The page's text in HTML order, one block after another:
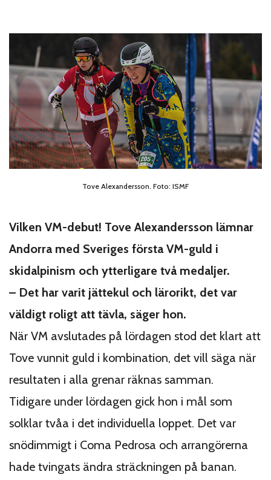
Tove Alexandersson. Foto: ISMF
Vilken VM-debut! Tove Alexandersson lämnar
Andorra med Sveriges första VM-guld i
skidalpinism och ytterligare två medaljer.
– Det har varit jättekul och lärorikt, det var
väldigt roligt att tävla, säger hon.
När VM avslutades på lördagen stod det klart att
Tove vunnit guld i kombination, det vill säga när
resultaten i alla grenar räknas samman.
Tidigare under lördagen gick hon i mål som
solklar tvåa i det individuella loppet. Det var
snödimmigt i Coma Pedrosa och arrangörerna
hade tvingats ändra sträckningen på banan.